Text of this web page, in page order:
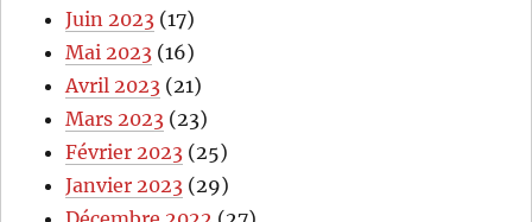
Juin 2023 (17)
Mai 2023 (16)
Avril 2023 (21)
Mars 2023 (23)
Février 2023 (25)
Janvier 2023 (29)